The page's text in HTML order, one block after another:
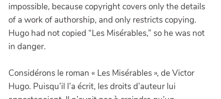
impossible, because copyright covers only the details
of a work of authorship, and only restricts copying.
Hugo had not copied “Les Misérables,” so he was not
in danger.
Considérons le roman « Les Misérables », de Victor
Hugo. Puisqu’il l’a écrit, les droits d’auteur lui